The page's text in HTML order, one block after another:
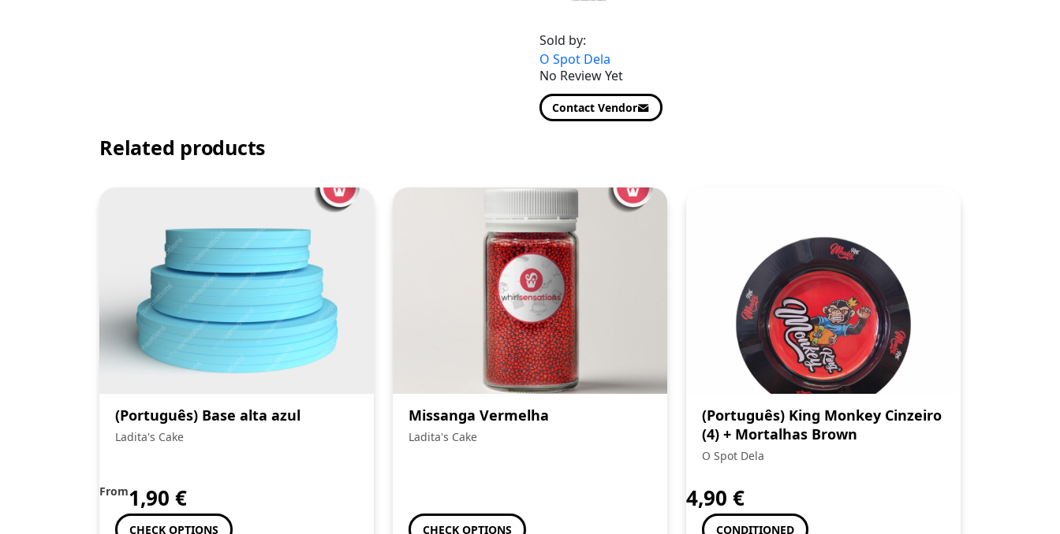
Sold by:
O Spot Dela
No Review Yet
Contact Vendor
Related products
(Português) Base alta azul
Ladita's Cake
From1,90 €
CHECK OPTIONS
Missanga Vermelha
Ladita's Cake
CHECK OPTIONS
(Português) King Monkey Cinzeiro
(4) + Mortalhas Brown
O Spot Dela
4,90 €
CONDITIONED